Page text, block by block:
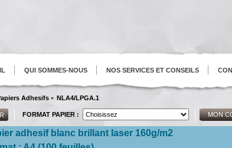
QUI SOMMES-NOUS NOS SERVICES ET CONSEILS
Adhesifs » NLA4/LPGA.1
FORMAT PAPIER : MON
adhesif blanc brillant laser 160g/m2